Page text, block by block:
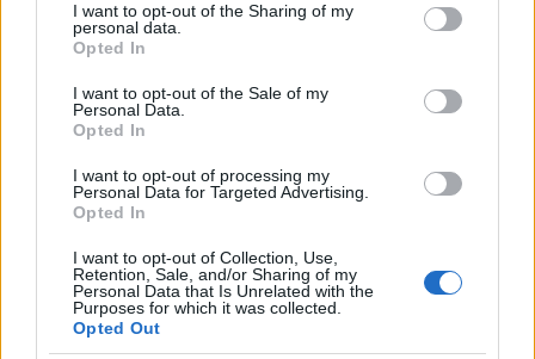
not limited to your visit or usage behaviour. You may click to
grant or deny consent to Google and its third-party tags to
use your data for below specified purposes in below Google
consent section.
I want to opt-out of the Sharing of my
personal data.
Opted In
I want to opt-out of the Sale of my
Personal Data.
Opted In
I want to opt-out of processing my
Personal Data for Targeted Advertising.
Opted In
I want to opt-out of Collection, Use,
Retention, Sale, and/or Sharing of my
Personal Data that Is Unrelated with the
Purposes for which it was collected.
Opted Out
Οι νέοι κλάδοι που εντάσσονται στο
σύστημα
Πρώτη πιλοτική φάση (έως 11 Οκτωβρίου
2026)
Περιλαμβάνει:
Υγεία (νοσοκομεία, διαγνωστικά κέντρα)